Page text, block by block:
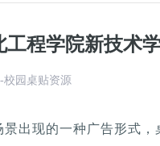
程学院新技术
校园桌贴资源
出现的一种广告形式，